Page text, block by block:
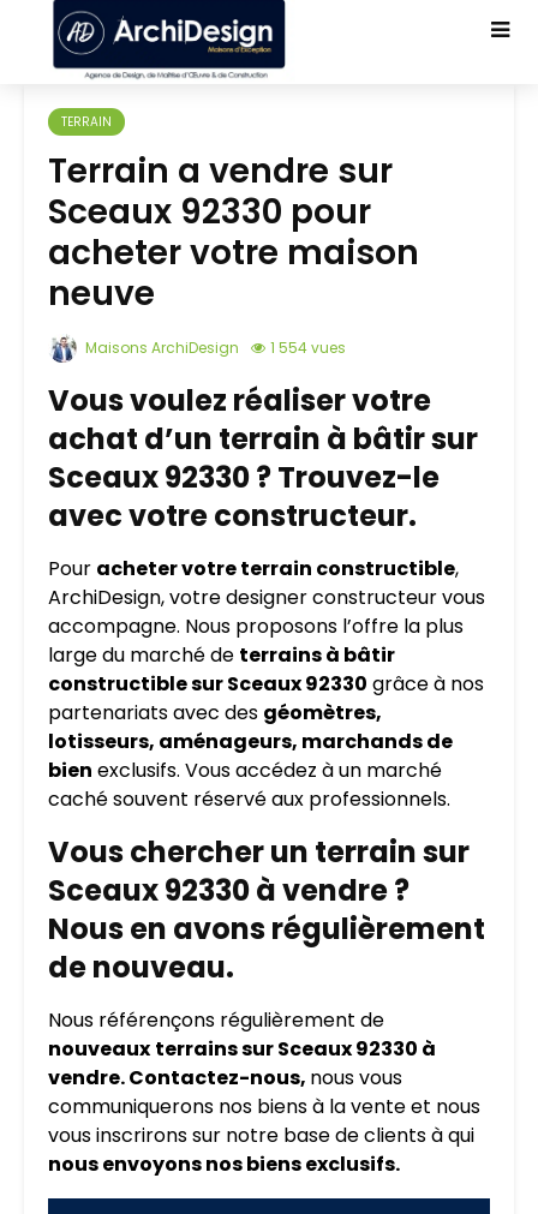
TERRAIN
Terrain a vendre sur
Sceaux 92330 pour
acheter votre maison
neuve
Maisons ArchiDesign 1 554 vues
Vous voulez réaliser votre
achat d’un terrain à bâtir sur
Sceaux 92330 ? Trouvez-le
avec votre constructeur.
Pour acheter votre terrain constructible,
ArchiDesign, votre designer constructeur vous
accompagne. Nous proposons l’offre la plus
large du marché de terrains à bâtir
constructible sur Sceaux 92330 grâce à nos
partenariats avec des géomètres,
lotisseurs, aménageurs, marchands de
bien exclusifs. Vous accédez à un marché
caché souvent réservé aux professionnels.
Vous chercher un terrain sur
Sceaux 92330 à vendre ?
Nous en avons régulièrement
de nouveau.
Nous référençons régulièrement de
nouveaux terrains sur Sceaux 92330 à
vendre. Contactez-nous, nous vous
communiquerons nos biens à la vente et nous
vous inscrirons sur notre base de clients à qui
nous envoyons nos biens exclusifs.